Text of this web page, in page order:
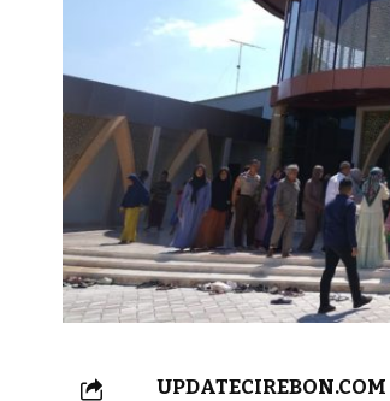
UPDATECIREBON.COM